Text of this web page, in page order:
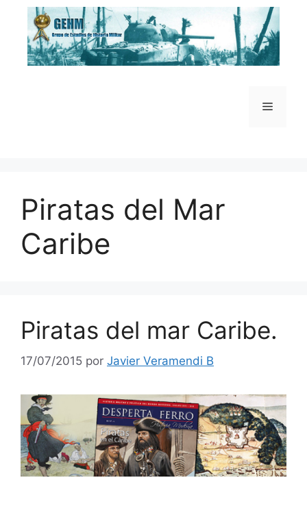
Saltar
contenido
Menú
Piratas del Mar
Caribe
Piratas del mar Caribe.
17/07/2015 por Javier Veramendi B